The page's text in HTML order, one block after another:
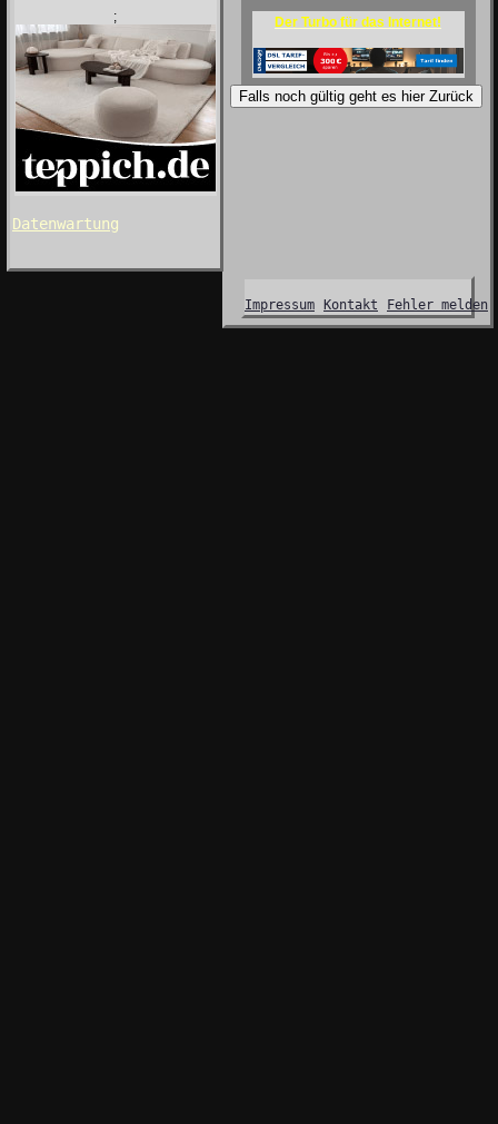
;
Datenwartung
Der Turbo für das Internet!
Falls noch gültig geht es hier Zurück
Impressum Kontakt Fehler melden